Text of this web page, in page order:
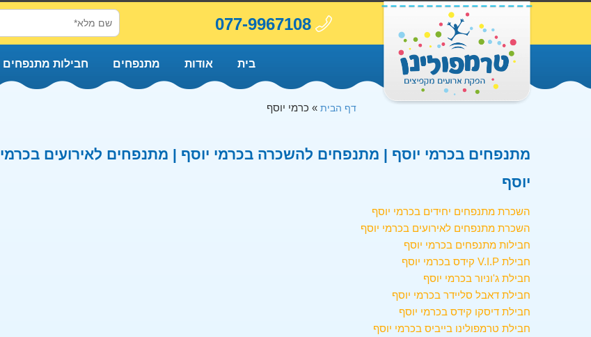
077-9967108
בית אודות מתנפחים חבילות מתנפחים
דף הבית » כרמי יוסף
מתנפחים בכרמי יוסף | מתנפחים להשכרה בכרמי יוסף | מתנפחים לאירועים בכרמי
יוסף
השכרת מתנפחים יחידים בכרמי יוסף
השכרת מתנפחים לאירועים בכרמי יוסף
חבילות מתנפחים בכרמי יוסף
חבילת V.I.P קידס בכרמי יוסף
חבילת ג'וניור בכרמי יוסף
חבילת דאבל סליידר בכרמי יוסף
חבילת דיסקו קידס בכרמי יוסף
חבילת טרמפולינו בייביס בכרמי יוסף